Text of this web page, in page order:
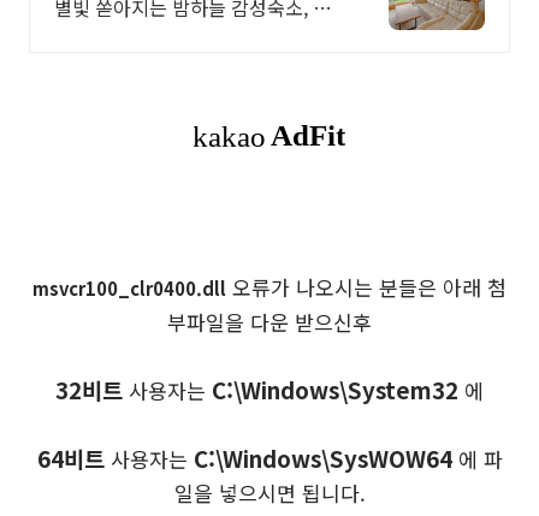
별빛 쏟아지는 밤하늘 감성숙소, 호
msvcr100_clr0400.dll 오류가 나오시는 분들은 아래 첨
부파일을 다운 받으신후
32비트 사용자는 C:\Windows\System32 에
64비트사용자는 C:\Windows\SysWOW64에 파
일을 넣으시면 됩니다.